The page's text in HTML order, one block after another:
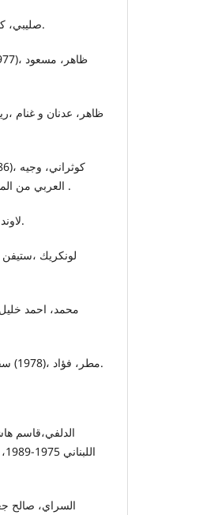
9. صليبي، كمال ،(1990) تاريخ لبنان الحديث، ط السابعة، دار النهار، بيروت.
العربي من المتصرفية العثمانية الى دولة لبنان الكبير، منشورات بحسون، بيروت .
13. لاوند، رمضان ،(1998) الحرب العالمية الثانية، دار العالمين، بيروت.
16. مطر، فؤاد ،(1978) سقوط الجمهورية اللبنانية، ط2، ج2، دار القضايا العربية، بيروت.